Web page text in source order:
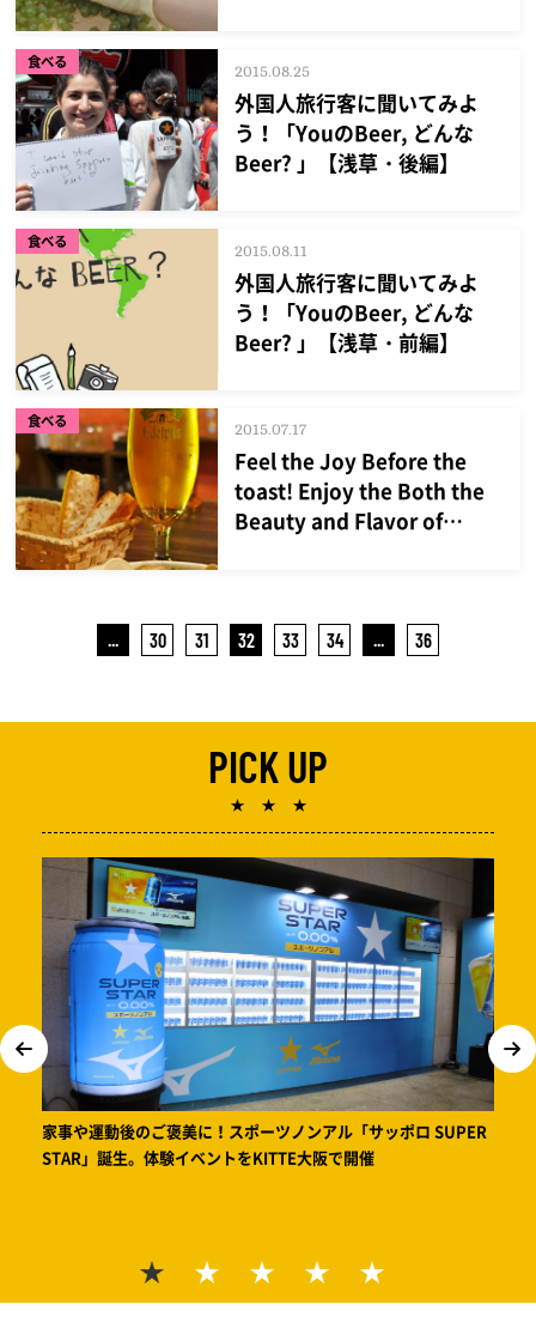
食べる 2015.08.25
外国人旅行客に聞いてみよ
う！「YouのBeer, どんな
Beer? 」【浅草・後編】
食べる 2015.08.11
外国人旅行客に聞いてみよ
う！「YouのBeer, どんな
Beer? 」【浅草・前編】
食べる 2015.07.17
Feel the Joy Before the
toast! Enjoy the Both the
Beauty and Flavor of
... 30 31 32 33 34 ... 36
PICK UP
★ ★ ★
家事や運動後のご褒美に！スポーツノンアル「サッポロ SUPER
STAR」誕生。体験イベントをKITTE大阪で開催